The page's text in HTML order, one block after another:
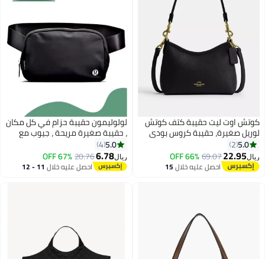
كوتش اوت ليت حقيبة كتف كوتش
لوريل صغيرة، حقيبة كروس بودي
نسائية، حقيبة يد نسائية، حقيبة كتف
نسائية، حقيبة سفر نسائية، أسود -
20 سم
5.0
2
ريال22.95
69.07
66% OFF
احصل عليه خلال15
6
لولوليمون حقيبة حزام في كل مكان
، حقيبة صغيرة مريحة ، جيوب مع
السحب ، جيوب خارجية سهلة
الاستخدام ، جيوب الضروريات
الداخلية لتخزين الأشياء أثناء السفر ،
أسود
5.0
4
ريال6.78
20.76
67% OFF
احصل عليه خلال 11 - 12